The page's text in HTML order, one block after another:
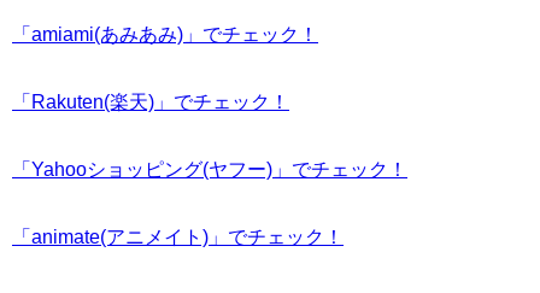
「amiami(あみあみ)」でチェック！
「Rakuten(楽天)」でチェック！
「Yahooショッピング(ヤフー)」でチェック！
「animate(アニメイト)」でチェック！